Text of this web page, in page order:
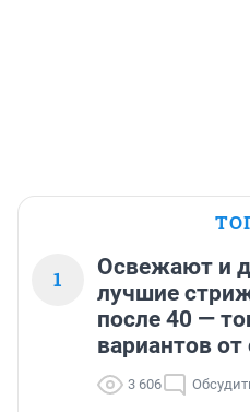
1
Освежают и
лучшие
после 40 —
вариантов от
3 606